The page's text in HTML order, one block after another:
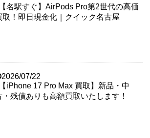
【名駅すぐ】AirPods Pro第2世代の高価
取！即日現金化｜クイック名古屋
2026/07/22
【iPhone 17 Pro Max 買取】新品・中
・残債ありも高額買取いたします！